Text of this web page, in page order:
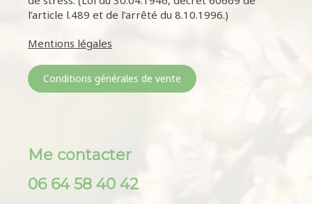
l’article l.489 et de l’arrêté du 8.10.1996.)
Mentions légales
Conditions générales de vente
Me contacter
06 64 58 40 42